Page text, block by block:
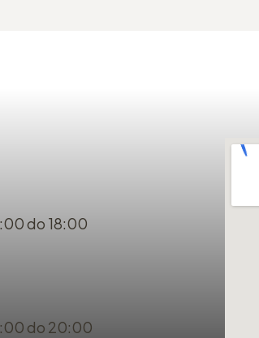
do 18:00
do 20:00